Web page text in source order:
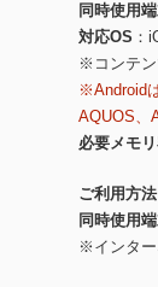
同時使用
対応OS
※コンテン
※Android
AQUOS、
必要メモ
ご利用方法
同時使用
※インター